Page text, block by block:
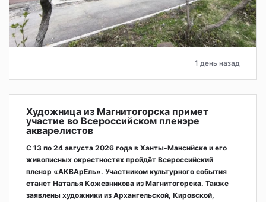
1 день назад
Художница из Магнитогорска примет
участие во Всероссийском пленэре
акварелистов
С 13 по 24 августа 2026 года в Ханты-Мансийске и его
живописных окрестностях пройдёт Всероссийский
пленэр «АКВАрЕль». Участником культурного события
станет Наталья Кожевникова из Магнитогорска. Также
заявлены художники из Архангельской, Кировской,